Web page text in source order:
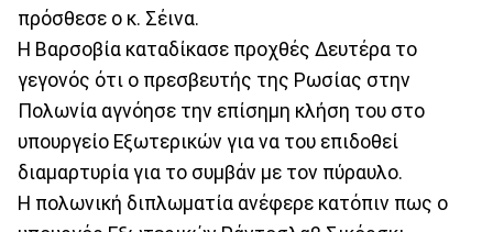
πρόσθεσε ο κ. Σέινα.
Η Βαρσοβία καταδίκασε προχθές Δευτέρα το
γεγονός ότι ο πρεσβευτής της Ρωσίας στην
Πολωνία αγνόησε την επίσημη κλήση του στο
υπουργείο Εξωτερικών για να του επιδοθεί
διαμαρτυρία για το συμβάν με τον πύραυλο.
Η πολωνική διπλωματία ανέφερε κατόπιν πως ο